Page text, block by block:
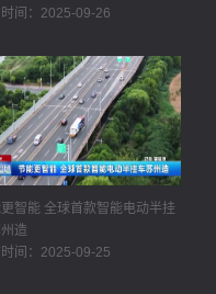
间：2025-09-26
智能 全球首款智能电动半挂
造
间：2025-09-25